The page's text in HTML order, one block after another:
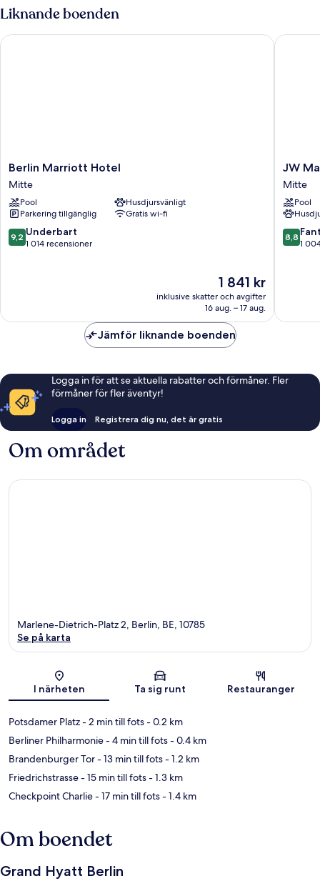
CLB
ACCESS
Liknande boenden
Berlin
Marriott
Hotel
Mitte
Berlin Marriott Hotel
Mitte
Pool
Husdjursvänligt
Parkering tillgänglig
Gratis wi-fi
9.2
av
9,2 Underbart
1 014 recensioner
Priset
är
1 841 kr
1 841 kr
inklusive skatter och avgifter
16 aug. – 17 aug.
Berlin Marriott Hotel
JW
Marriott
Hotel
Berlin
Mitte
JW
Mitte
Pool
8.8
av
8,8
1
JW
Jämför liknande boenden
Logga in för att se aktuella rabatter och förmåner. Fler
förmåner för fler äventyr!
Logga in Registrera dig nu, det är gratis
Om området
Karta
Marlene-Dietrich-Platz 2, Berlin, BE, 10785
Se på karta
I närheten Ta sig runt Restauranger
Potsdamer Platz- 2 min till fots- 0.2 km
Berliner Philharmonie- 4 min till fots- 0.4 km
Brandenburger Tor- 13 min till fots- 1.2 km
Friedrichstrasse- 15 min till fots- 1.3 km
Checkpoint Charlie- 17 min till fots- 1.4 km
Om boendet
Grand Hyatt Berlin